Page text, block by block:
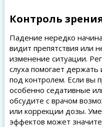
Контроль
Падение нередко
видит препятствия или
изменение ситуации.
слуха помогает
под контролем. Если вы
особенно седативные
обсудите с врачом
или коррекции дозы.
эффектов может